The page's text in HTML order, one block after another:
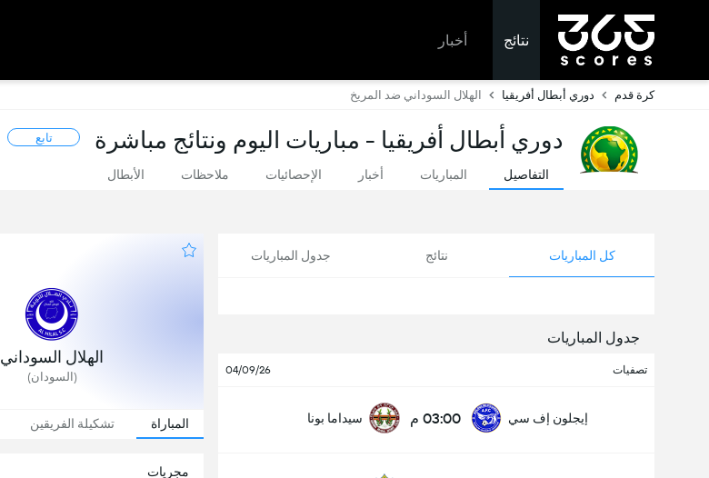
نتائج أخبار
كرة قدم دوري أبطال أفريقيا الهلال السوداني ضد المريخ
دوري أبطال أفريقيا - مباريات اليوم ونتائج مباشرة تابع
التفاصيل المباريات أخبار الإحصائيات ملاحظات الأبطال
كل المباريات نتائج جدول المباريات
جدول المباريات
تصفيات 04/09/26
إيجلون إف سي 03:00 م سيداما بونا
الهلال السوداني
(السودان)
المباراة تشكيلة الفريقين
مجريات